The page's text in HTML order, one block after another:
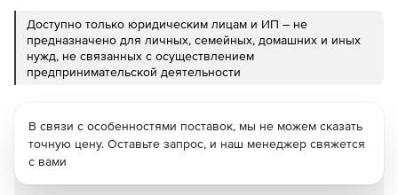
Доступно только юридическим лицам и ИП – не
предназначено для личных, семейных, домашних и иных
нужд, не связанных с осуществлением
предпринимательской деятельности
В связи с особенностями поставок, мы не можем сказать
точную цену. Оставьте запрос, и наш менеджер свяжется
с вами